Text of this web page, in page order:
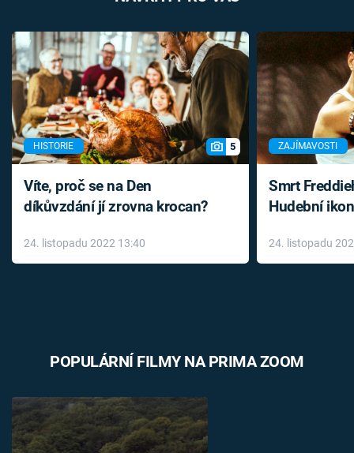
HISTORIE 5
Víte, proč se na Den
díkůvzdání jí zrovna krocan?
24. listopadu 2022 13:40
ZAJÍMAVOSTI
Smrt
Hudební
léky
24. listopadu
POPULÁRNÍ FILMY NA PRIMA ZOOM